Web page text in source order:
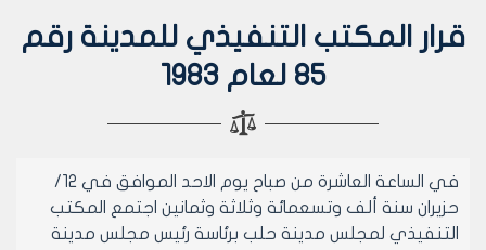
قرار المكتب التنفيذي للمدينة رقم
85 لعام 1983
في الساعة العاشرة من صباح يوم الاحد الموافق في 12/
حزيران سنة ألف وتسعمائة وثلاثة وثمانين اجتمع المكتب
التنفيذي لمجلس مدينة حلب برئاسة رئيس مجلس مدينة